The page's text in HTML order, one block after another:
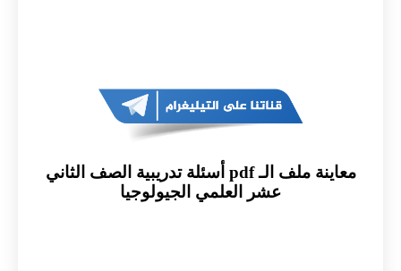
معاينة ملف الـ pdf أسئلة تدريبية الصف الثاني
عشر العلمي الجيولوجيا